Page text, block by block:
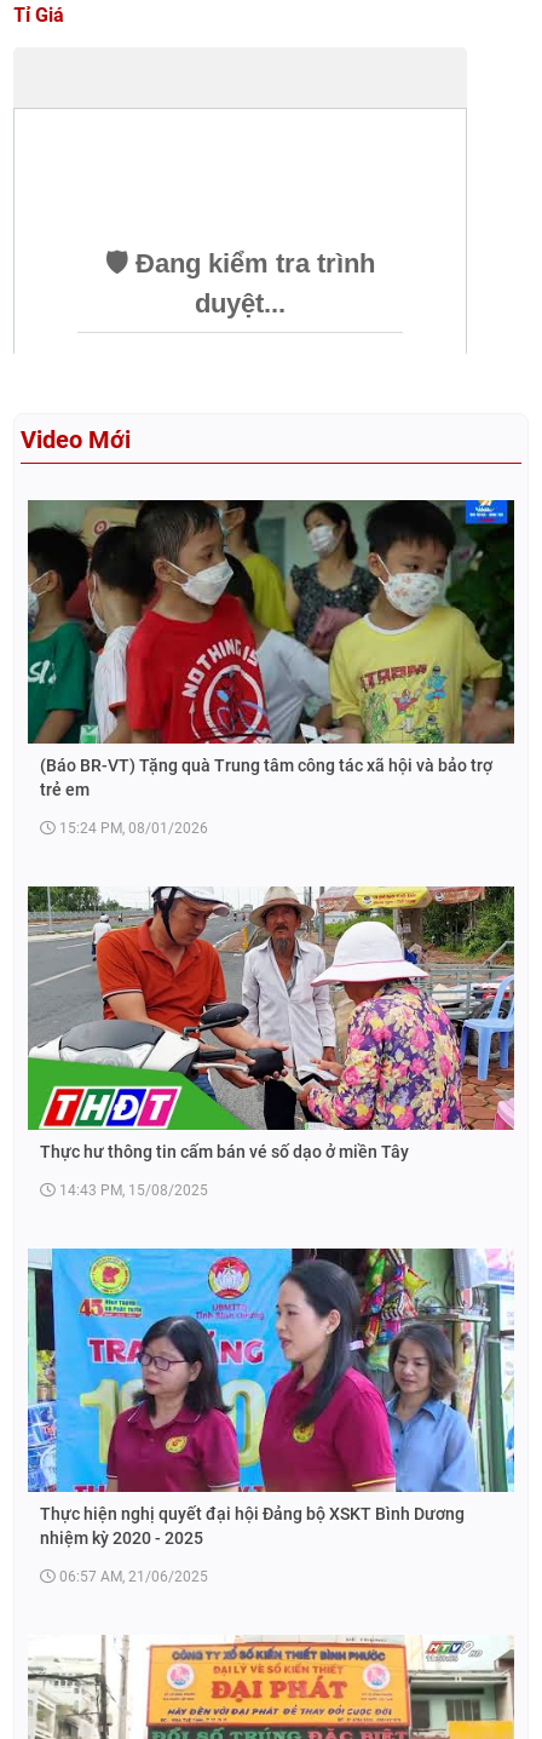
Tỉ Giá
Video Mới
(Báo BR-VT) Tặng quà Trung tâm công tác xã hội và bảo trợ
trẻ em
15:24 PM, 08/01/2026
Thực hư thông tin cấm bán vé số dạo ở miền Tây
14:43 PM, 15/08/2025
Thực hiện nghị quyết đại hội Đảng bộ XSKT Bình Dương
nhiệm kỳ 2020 - 2025
06:57 AM, 21/06/2025